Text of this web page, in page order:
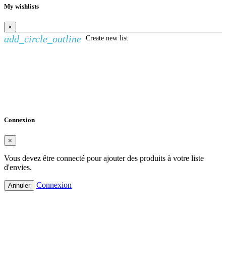
My wishlists
×
add_circle_outline Create new list
Connexion
×
Vous devez être connecté pour ajouter des produits à votre liste
d'envies.
Annuler Connexion